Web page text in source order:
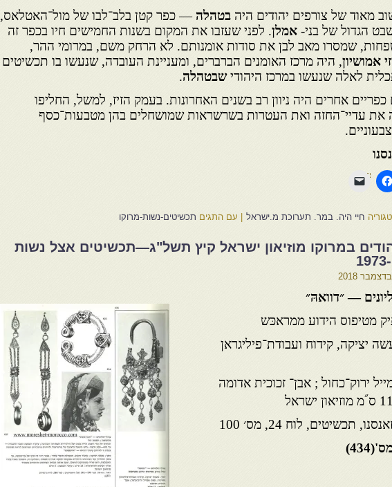
מאוד של צורפים יהודים היה בטהלה — כפר קטן בלב־לבו של מול־האטלאס,
הגדול של בני- אמלן. לפני שעזבו את המקום בשנות החמישים חיו בכפר זה
שמסרו מאב לבן את סודות אומנותם. לא הרחק משם, במרומי ההר,
אמושיון, היה מרכז האומנים הברברים, ומעניינת העובדה, שנעשו בו תכשיטים
לאלה שנעשו במרכז היהודישבטהלה.
כפריים אחרים היה ניוון רב בשנים האחרונות. בעמק הזיז, למשל, החליפו
את עדיי־החזה ואת העטרות בשרשראות שמושחלים בהן מטבעות־כסף
חיי היה. במר. תערוכת מ.ישראל עם התגים תכשיטים-נשות-מרוקו
במרוקו מוזיאון ישראל קיץ תשל"ג—תכשיטים אצל נשות
— ״דוואהּ״
מטיפוס הידוע ממראכּש
יציקה, קידוח ועבודת־פיליגראן
ירוק־כחול ; אבן־ זכוכית אדומה
״מ מוזיאון ישראל
תכשיטים, לוח 24, מס׳ 100
434
)